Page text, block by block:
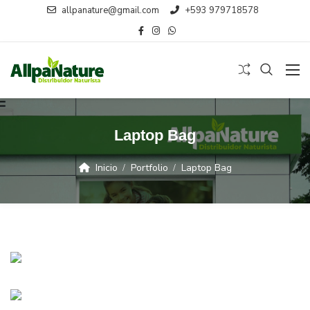
allpanature@gmail.com +593 979718578
Laptop Bag
Inicio Portfolio Laptop Bag